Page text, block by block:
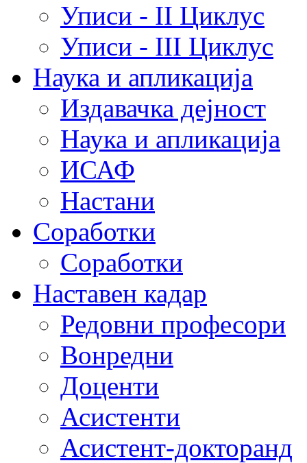
Уписи - II Циклус
Уписи - III Циклус
Наука и апликација
Издавачка дејност
Наука и апликација
ИСАФ
Настани
Соработки
Соработки
Наставен кадар
Редовни професори
Вонредни
Доценти
Асистенти
Асистент-докторанд